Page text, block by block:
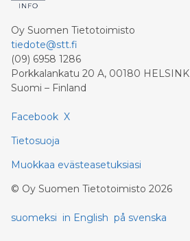
Oy Suomen Tietotoimisto
tiedote@stt.fi
(09) 6958 1286
Porkkalankatu 20 A, 00180 HELSINKI
Suomi – Finland
Facebook X
Tietosuoja
Muokkaa evästeasetuksiasi
© Oy Suomen Tietotoimisto 2026
suomeksi in English på svenska